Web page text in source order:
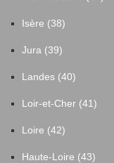
Isère (38)
Jura (39)
Landes (40)
Loir-et-Cher (41)
Loire (42)
Haute-Loire (43)